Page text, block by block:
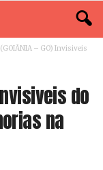
(GOIÂNIA – GO) Invisiveis
Invisiveis do
na